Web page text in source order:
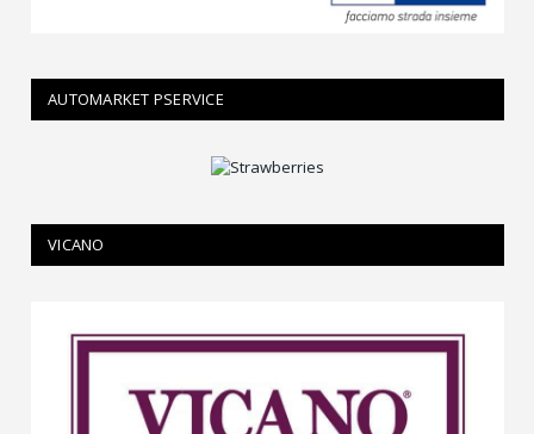
AUTOMARKET PSERVICE
VICANO